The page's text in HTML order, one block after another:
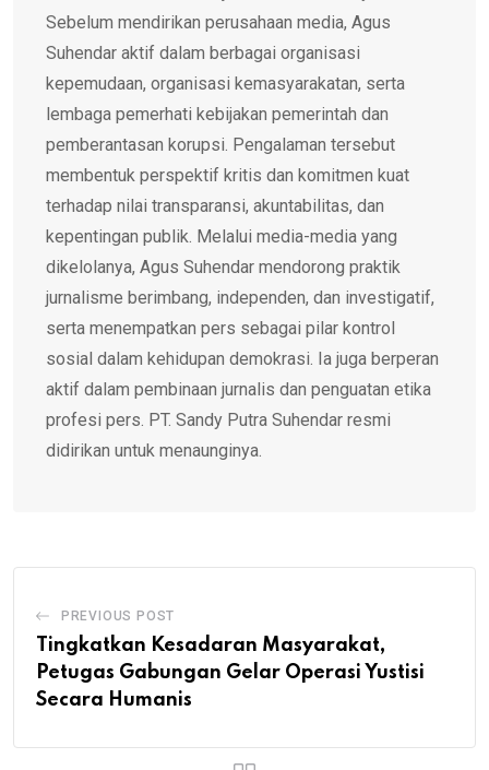
Sebelum mendirikan perusahaan media, Agus
Suhendar aktif dalam berbagai organisasi
kepemudaan, organisasi kemasyarakatan, serta
lembaga pemerhati kebijakan pemerintah dan
pemberantasan korupsi. Pengalaman tersebut
membentuk perspektif kritis dan komitmen kuat
terhadap nilai transparansi, akuntabilitas, dan
kepentingan publik. Melalui media-media yang
dikelolanya, Agus Suhendar mendorong praktik
jurnalisme berimbang, independen, dan investigatif,
serta menempatkan pers sebagai pilar kontrol
sosial dalam kehidupan demokrasi. Ia juga berperan
aktif dalam pembinaan jurnalis dan penguatan etika
profesi pers. PT. Sandy Putra Suhendar resmi
didirikan untuk menaunginya.
PREVIOUS POST
Tingkatkan Kesadaran Masyarakat,
Petugas Gabungan Gelar Operasi Yustisi
Secara Humanis